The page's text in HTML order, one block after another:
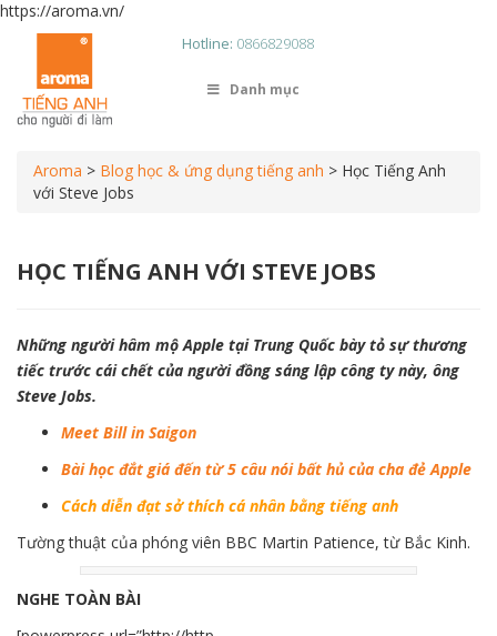
https://aroma.vn/
Hotline: 0866829088
Danh mục
Aroma > Blog học & ứng dụng tiếng anh > Học Tiếng Anh
với Steve Jobs
HỌC TIẾNG ANH VỚI STEVE JOBS
Những người hâm mộ Apple tại Trung Quốc bày tỏ sự thương
tiếc trước cái chết của người đồng sáng lập công ty này, ông
Steve Jobs.
Meet Bill in Saigon
Bài học đắt giá đến từ 5 câu nói bất hủ của cha đẻ Apple
Cách diễn đạt sở thích cá nhân bằng tiếng anh
Tường thuật của phóng viên BBC Martin Patience, từ Bắc Kinh.
NGHE TOÀN BÀI